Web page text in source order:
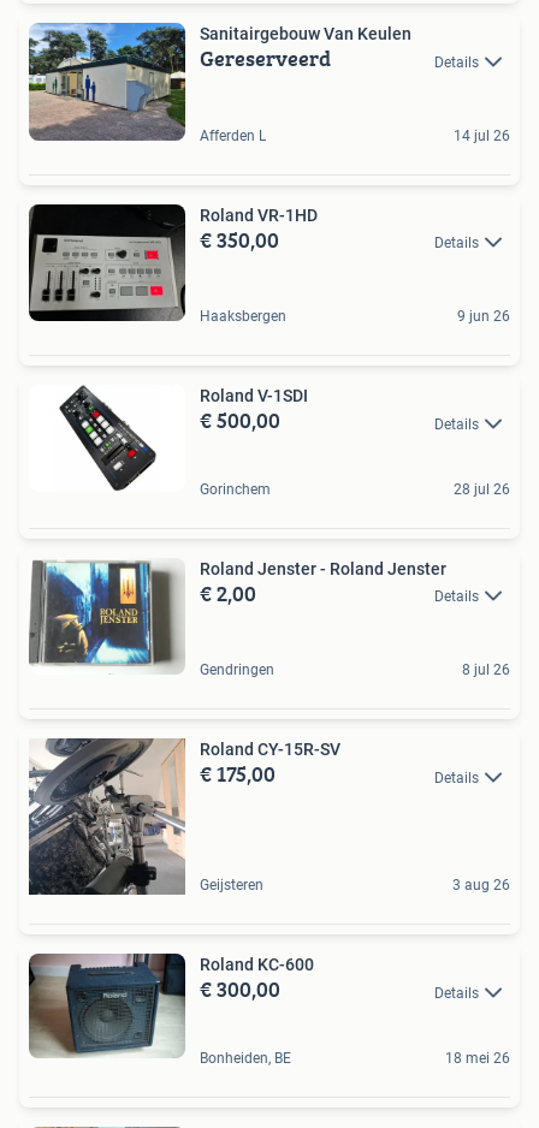
Sanitairgebouw Van Keulen
Gereserveerd Details
Afferden L 14 jul 26
Roland VR-1HD
€ 350,00 Details
Haaksbergen 9 jun 26
Roland V-1SDI
€ 500,00 Details
Gorinchem 28 jul 26
Roland Jenster - Roland Jenster
€ 2,00 Details
Gendringen 8 jul 26
Roland CY-15R-SV
€ 175,00 Details
Geijsteren 3 aug 26
Roland KC-600
€ 300,00 Details
Bonheiden, BE 18 mei 26